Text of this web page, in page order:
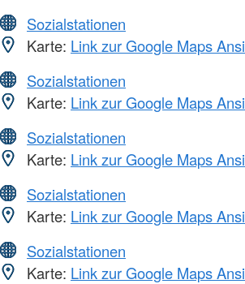
Sozialstationen
Karte: Link zur Google Maps
Sozialstationen
Karte: Link zur Google Maps
Sozialstationen
Karte: Link zur Google Maps
Sozialstationen
Karte: Link zur Google Maps
Sozialstationen
Karte: Link zur Google Maps